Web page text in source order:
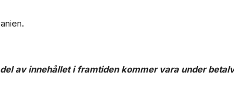
av innehållet i framtiden kommer vara under